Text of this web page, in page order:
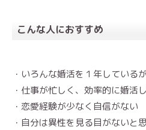
こんな人におすすめ
・いろんな婚活を１年している
・仕事が忙しく、効率的に婚活
・恋愛経験が少なく自信がない
・自分は異性を見る目がないと